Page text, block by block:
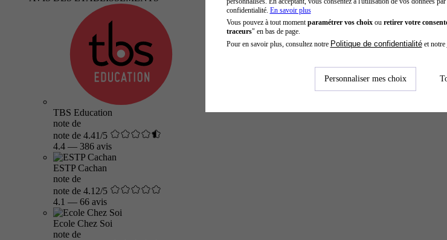
TBS Education
note de
note de 4.41/5
4.4 — 386 avis
ESTP Cachan
note de
note de 4.12/5
4.1 — 66 avis
Ecole Chez Soi
note de
confidentialité. En savoir plus
Vous pouvez à tout moment paramétrer vos choixou retirer votre
traceurs" en bas de page.
Pour en savoir plus, consultez notre Politique de confidentialitéet notre
Personnaliser mes choix